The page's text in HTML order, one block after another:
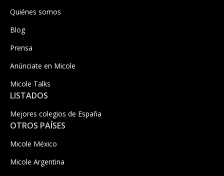
Quiénes somos
Blog
Prensa
Anúnciate en Micole
Micole Talks
LISTADOS
Mejores colegios de España
OTROS PAÍSES
Micole México
Micole Argentina